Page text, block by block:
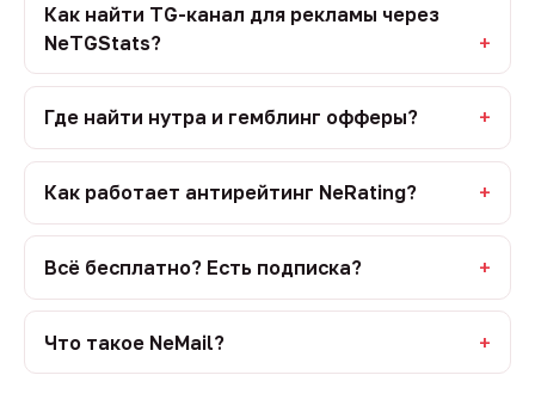
Как найти TG-канал для рекламы через
NeTGStats?
Где найти нутра и гемблинг офферы?
Как работает антирейтинг NeRating?
Всё бесплатно? Есть подписка?
Что такое NeMail?